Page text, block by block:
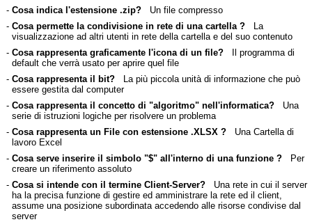
- Cosa indica l'estensione .zip?Un file compresso
- Cosa permette la condivisione in rete di una cartella ?La
visualizzazione ad altri utenti in rete della cartella e del suo contenuto
- Cosa rappresenta graficamente l'icona di un file?Il programma di
default che verrà usato per aprire quel file
- Cosa rappresenta il bit?La più piccola unità di informazione che può
essere gestita dal computer
- Cosa rappresenta il concetto di "algoritmo" nell'informatica?Una
serie di istruzioni logiche per risolvere un problema
- Cosa rappresenta un File con estensione .XLSX ?Una Cartella di
lavoro Excel
- Cosa serve inserire il simbolo "$" all'interno di una funzione ?Per
creare un riferimento assoluto
- Cosa si intende con il termine Client-Server?Una rete in cui il server
ha la precisa funzione di gestire ed amministrare la rete ed il client,
assume una posizione subordinata accedendo alle risorse condivise dal
server